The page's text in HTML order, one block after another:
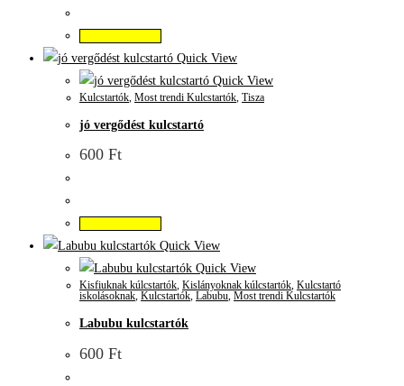
Quick View
Quick View
Kulcstartók, Most trendi Kulcstartók, Tisza
jó vergődést kulcstartó
600 Ft
Quick View
Quick View
Kisfiuknak kúlcstartók, Kislányoknak kúlcstartók, Kulcstartó
iskolásoknak, Kulcstartók, Labubu, Most trendi Kulcstartók
Labubu kulcstartók
600 Ft